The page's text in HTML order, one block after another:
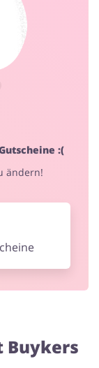
& Uhren
:(
ändern!
Buykers